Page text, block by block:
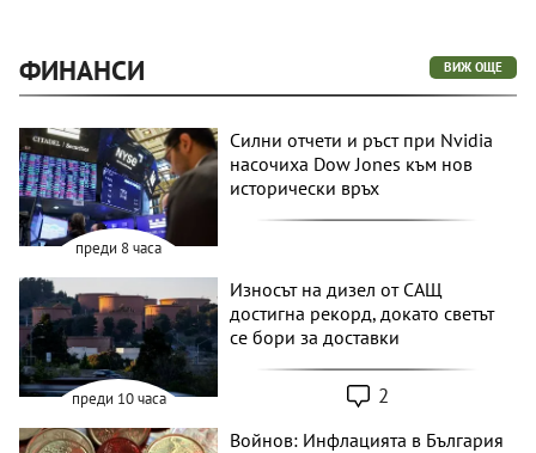
ФИНАНСИ ВИЖ ОЩЕ
преди 8 часа
Силни отчети и ръст при Nvidia
насочиха Dow Jones към нов
исторически връх
преди 10 часа
Износът на дизел от САЩ
достигна рекорд, докато светът
се бори за доставки
2
Войнов: Инфлацията в България